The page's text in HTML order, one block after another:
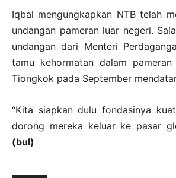
Iqbal mengungkapkan NTB telah
undangan pameran luar negeri.
undangan dari Menteri
tamu kehormatan dalam pameran
Tiongkok pada September
“Kita siapkan dulu fondasinya
dorong mereka keluar ke pasar
(bul)